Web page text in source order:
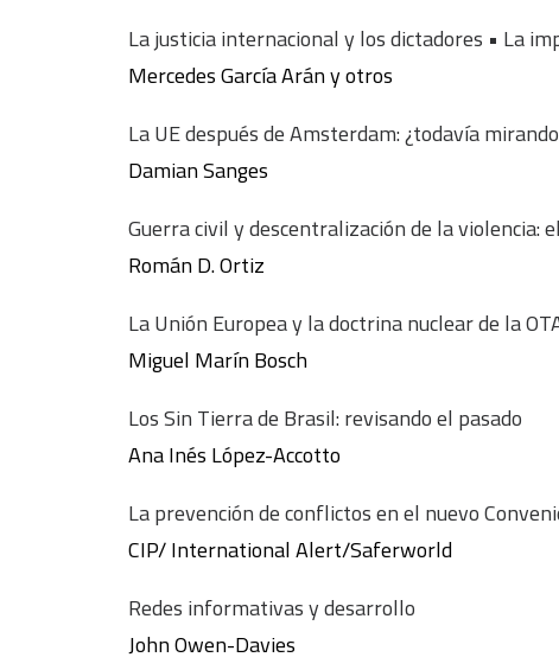
La justicia internacional y los dictadores • La
Mercedes García Arán y otros
La UE después de Amsterdam: ¿todavía
Damian Sanges
Guerra civil y descentralización de la violencia:
Román D. Ortiz
La Unión Europea y la doctrina nuclear de la
Miguel Marín Bosch
Los Sin Tierra de Brasil: revisando el pasado
Ana Inés López-Accotto
La prevención de conflictos en el nuevo
CIP/ International Alert/Saferworld
Redes informativas y desarrollo
John Owen-Davies